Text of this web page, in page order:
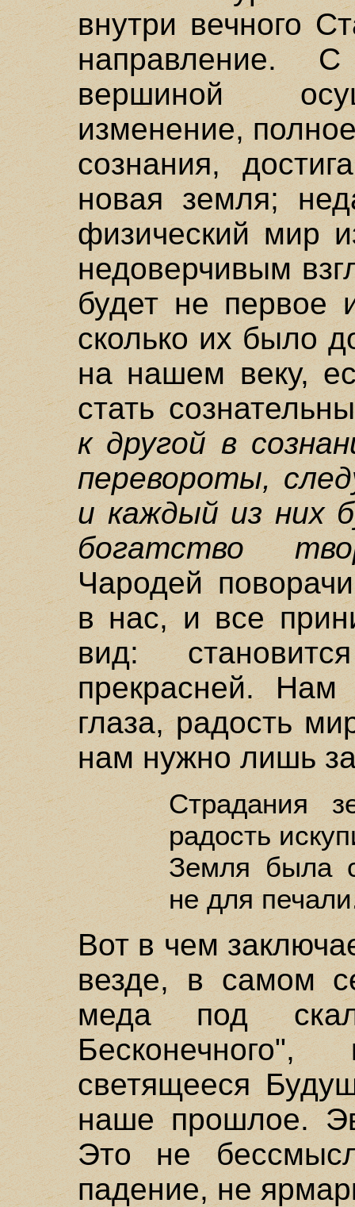
внутри вечного
направление.
вершиной
изменение,
сознания,
новая земля;
физический мир
недоверчивым
будет не первое
сколько их было
на нашем веку,
стать
к другой в
перевороты,
и каждый из них
богатство
Чародей
в нас, и все
вид:
прекрасней. Нам
глаза, радость
нам нужно лишь
Страдания
радость
Земля была
не для
Вот в чем
везде, в самом
меда под
светящееся
наше прошлое.
Это не
падение, не